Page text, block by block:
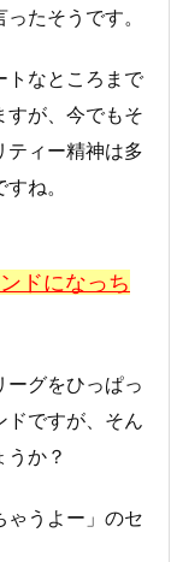
たそうです。
トなところまで
すが、今でもそ
ティー精神は多
ね。
ドになっち
ーグをひっぱっ
ドですが、そん
か？
ゃうよー」のセ